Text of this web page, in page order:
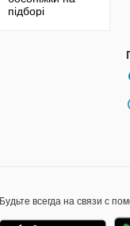
підборі
Будьте всегда на связи с